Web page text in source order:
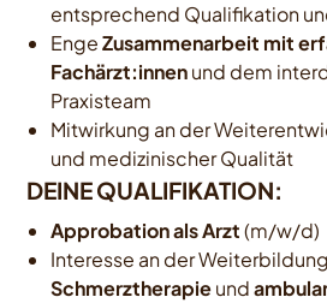
entsprechend Qualifikation
EngeZusammenarbeit mit
Fachärzt:innenund dem
Praxisteam
Mitwirkung an der
und medizinischer Qualität
DEINE QUALIFIKATION:
Approbation als Arzt(m/w/d)
Interesse an der
Schmerztherapieund